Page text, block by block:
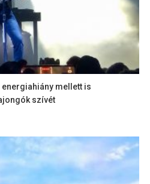
energiahiány mellett is
szívét